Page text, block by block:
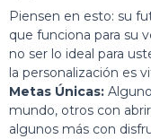
Piensen en esto: su
que funciona para su
no ser lo ideal para
la personalización es
Metas Únicas:
mundo, otros con
algunos más con